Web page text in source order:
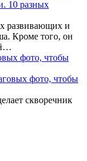
развивающих и
Кроме того, он
фото, чтобы
скворечник